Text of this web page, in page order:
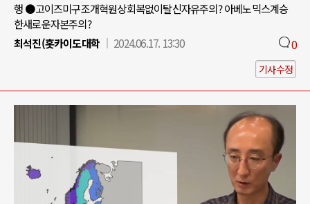
행 ●고이즈미구조개혁원상회복없이탈신자유주의? 아베노믹스계승
한새로운자본주의?
최석진(홋카이도대학
2024.06.17. 13:30 0
기사수정